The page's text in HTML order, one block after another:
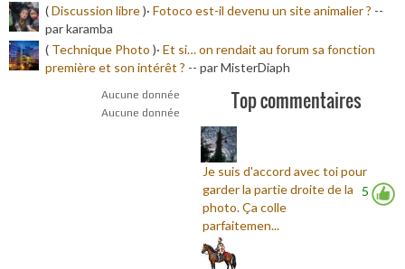
(Discussion libre)· Fotoco est-il devenu un site animalier ? --
par karamba
( Technique Photo )· Et si… on rendait au forum sa fonction
première et son intérêt ? -- par MisterDiaph
Aucune donnée
Aucune donnée
Top commentaires
5
Je suis d'accord avec toi pour
garder la partie droite de la
photo. Ça colle
parfaitemen...